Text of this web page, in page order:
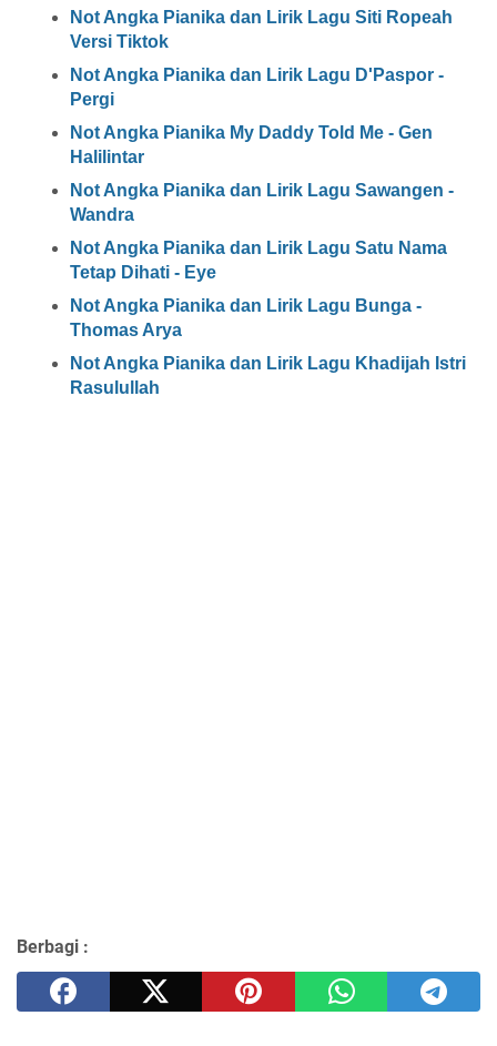
Not Angka Pianika dan Lirik Lagu Siti Ropeah
Versi Tiktok
Not Angka Pianika dan Lirik Lagu D'Paspor -
Pergi
Not Angka Pianika My Daddy Told Me - Gen
Halilintar
Not Angka Pianika dan Lirik Lagu Sawangen -
Wandra
Not Angka Pianika dan Lirik Lagu Satu Nama
Tetap Dihati - Eye
Not Angka Pianika dan Lirik Lagu Bunga -
Thomas Arya
Not Angka Pianika dan Lirik Lagu Khadijah Istri
Rasulullah
Berbagi :